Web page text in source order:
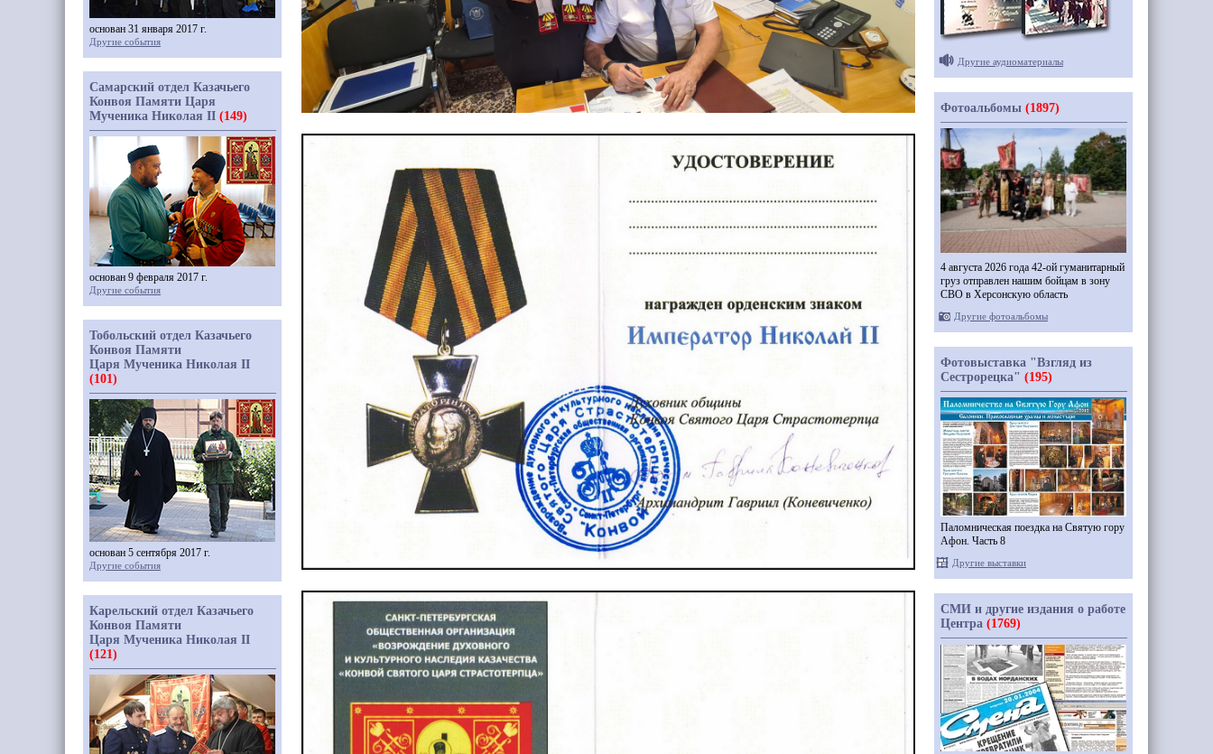
основан 31 января 2017 г.
Другие события
Самарский отдел Казачьего
Конвоя Памяти Царя
Мученика Николая II (149)
основан 9 февраля 2017 г.
Другие события
Тобольский отдел Казачьего
Конвоя Памяти
Царя Мученика Николая II
(101)
основан 5 сентября 2017 г.
Другие события
Карельский отдел Казачьего
Конвоя Памяти
Царя Мученика Николая II
(121)
Другие аудиоматериалы
Фотоальбомы (1897)
4 августа 2026 года 42-ой гуманитарный
груз отправлен нашим бойцам в зону
СВО в Херсонскую область
Другие фотоальбомы
Фотовыставка "Взгляд из
Сестрорецка" (195)
Паломническая поездка на Святую гору
Афон. Часть 8
Другие выставки
СМИ и другие издания о работе
Центра (1769)